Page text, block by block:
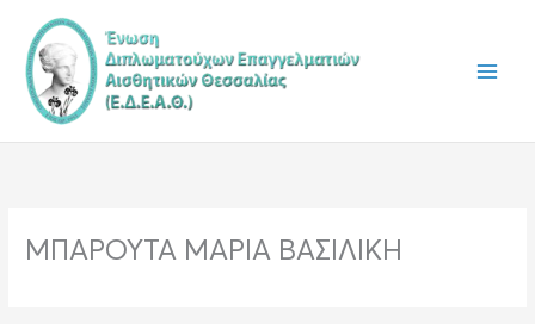
περιεχόμενο
ΜΠΑΡΟΥΤΑ ΜΑΡΙΑ ΒΑΣΙΛΙΚΗ